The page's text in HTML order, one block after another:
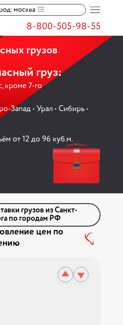
москва
8-800-505-98-55
грузов
груз:
кроме 7-го
• Урал • Сибирь •
от 12 до 96 куб.м.
грузов из Санкт-
по городам РФ
цен по